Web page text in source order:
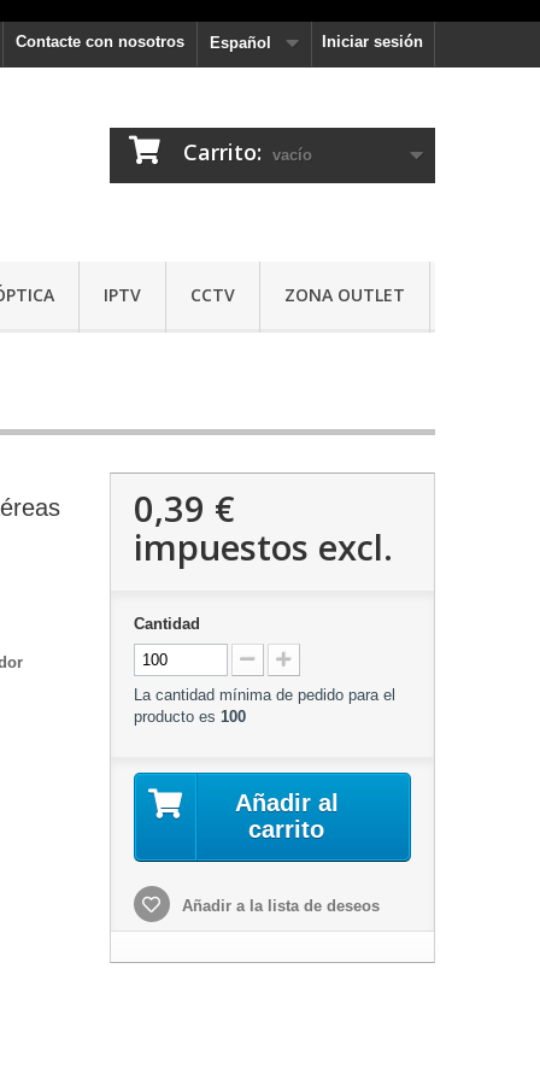
Iniciar sesión
Español
Contacte con nosotros
Carrito: vacío
IPTV CCTV ZONA OUTLET
0,39 €
impuestos excl.
Cantidad
La cantidad mínima de pedido para el
producto es 100
Añadir al
carrito
Añadir a la lista de deseos